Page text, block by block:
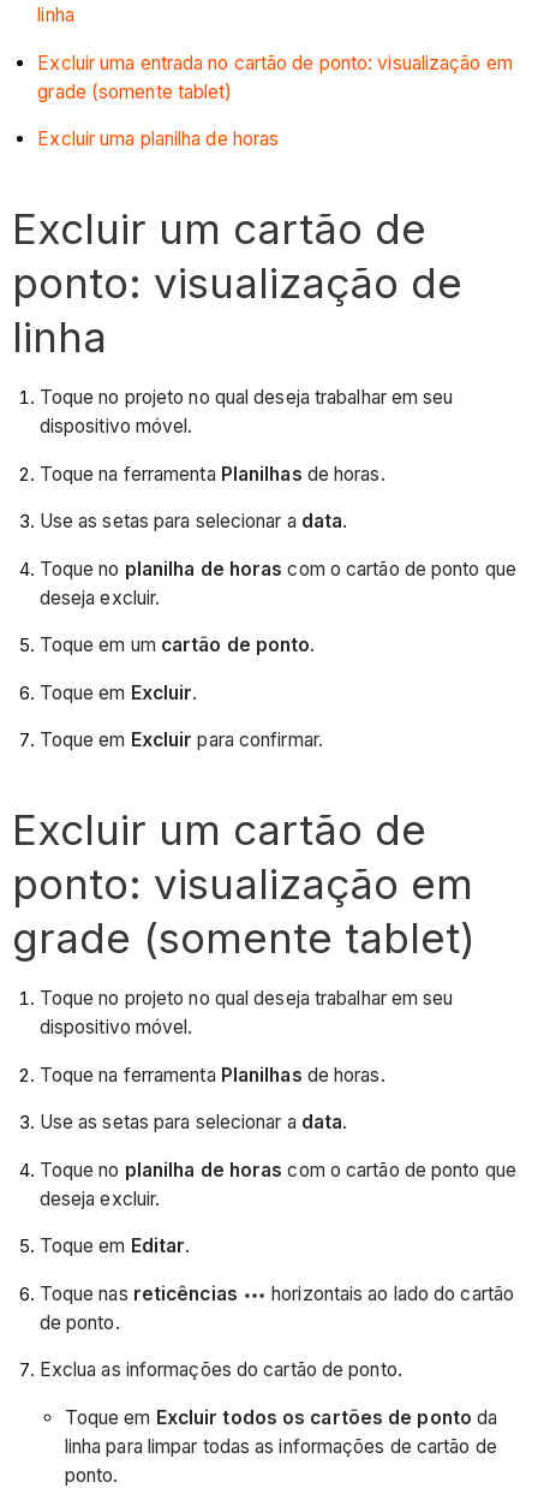
linha
Excluir uma entrada no cartão de ponto: visualização em
grade (somente tablet)
Excluir uma planilha de horas
Excluir um cartão de
ponto: visualização de
linha
Toque no projeto no qual deseja trabalhar em seu
dispositivo móvel.
Toque na ferramenta Planilhas de horas.
Use as setas para selecionar a data.
Toque no planilha de horas com o cartão de ponto que
deseja excluir.
Toque em um cartão de ponto.
Toque em Excluir.
Toque em Excluir para confirmar.
Excluir um cartão de
ponto: visualização em
grade (somente tablet)
Toque no projeto no qual deseja trabalhar em seu
dispositivo móvel.
Toque na ferramenta Planilhas de horas.
Use as setas para selecionar a data.
Toque no planilha de horas com o cartão de ponto que
deseja excluir.
Toque em Editar.
Toque nas reticências
horizontais ao lado do cartão
de ponto.
Exclua as informações do cartão de ponto.
Toque em Excluir todos os cartões de pontoda
linha para limpar todas as informações de cartão de
ponto.